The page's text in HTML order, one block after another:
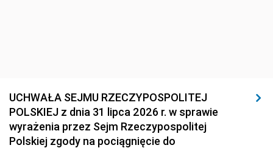
UCHWAŁA SEJMU RZECZYPOSPOLITEJ
POLSKIEJ z dnia 31 lipca 2026 r. w sprawie
wyrażenia przez Sejm Rzeczypospolitej
Polskiej zgody na pociągnięcie do